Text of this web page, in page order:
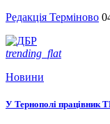
Редакція Терміново
trending_flat
Новини
У Тернополі працівник